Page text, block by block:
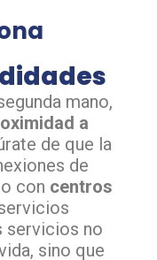
mano,
a
de que la
de
con centros
servicios no
sino que